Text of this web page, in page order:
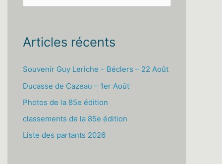
e
h
e
r
Articles récents
Souvenir Guy Leriche – Béclers – 22 Août
Ducasse de Cazeau – 1er Août
Photos de la 85e édition
classements de la 85e édition
Liste des partants 2026